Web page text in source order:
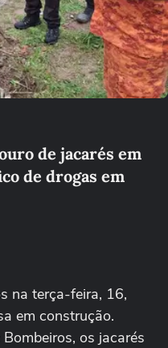
o vídeo
de jacarés em
de drogas em
na terça-feira, 16,
em construção.
os jacarés